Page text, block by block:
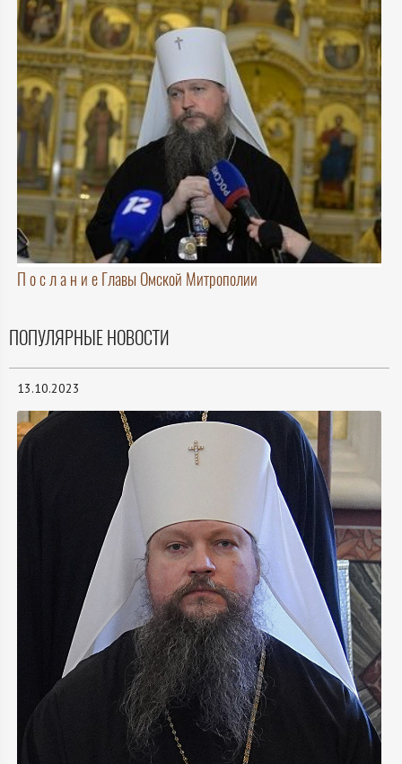
П о с л а н и е Главы Омской Митрополии
ПОПУЛЯРНЫЕ НОВОСТИ
13.10.2023